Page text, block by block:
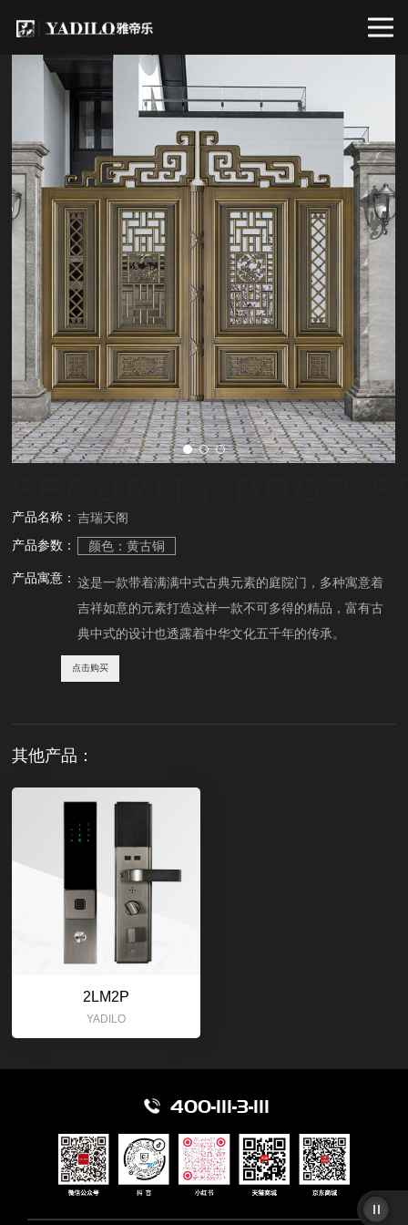
产品名称： 吉瑞天阁
产品参数： 颜色：黄古铜
产品寓意： 这是一款带着满满中式古典元素的庭院门，多种寓意着
吉祥如意的元素打造这样一款不可多得的精品，富有古
典中式的设计也透露着中华文化五千年的传承。
点击购买
其他产品：
2LM2P
YADILO
400-111-3-111